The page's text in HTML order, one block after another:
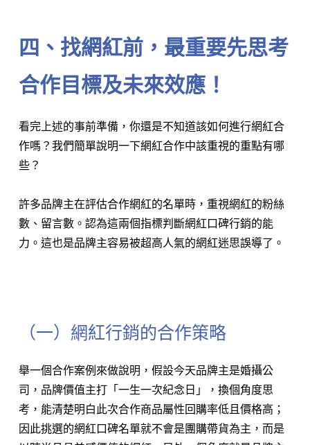
四、找網紅前，最重要先思考
合作目標及未來效應！
看完上述的事前準備，你還是不知道該如何進行網紅合
作嗎？我們簡單說明一下網紅合作中該重視的重點有哪
些？
許多品牌主在評估合作網紅的名單時，重視網紅的粉絲
數、留言數。認為這兩個指標判斷網紅口碑行銷的能
力。這也是品牌主容易被超高人氣的網紅迷思誤導了。
（一）網紅行銷的合作策略
舉一個合作案例來做說明，假設今天品牌主是婚攝公
司，品牌價值主打「一生一次紀念日」，換個角度思
考，能清楚明白此次合作商品屬性回購率低且價格高；
因此挑選的網紅口碑名單就不會是團購帶貨為主，而是